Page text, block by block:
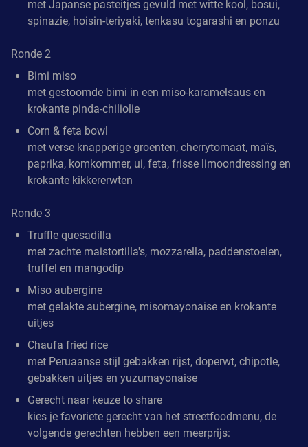
met Japanse pasteitjes gevuld met witte kool, bosui,
spinazie, hoisin-teriyaki, tenkasu togarashi en ponzu
Ronde 2
Bimi miso
met gestoomde bimi in een miso-karamelsaus en
krokante pinda-chiliolie
Corn & feta bowl
met verse knapperige groenten, cherrytomaat, maïs,
paprika, komkommer, ui, feta, frisse limoondressing en
krokante kikkererwten
Ronde 3
Truffle quesadilla
met zachte maistortilla's, mozzarella, paddenstoelen,
truffel en mangodip
Miso aubergine
met gelakte aubergine, misomayonaise en krokante
uitjes
Chaufa fried rice
met Peruaanse stijl gebakken rijst, doperwt, chipotle,
gebakken uitjes en yuzumayonaise
Gerecht naar keuze to share
kies je favoriete gerecht van het streetfoodmenu, de
volgende gerechten hebben een meerprijs: